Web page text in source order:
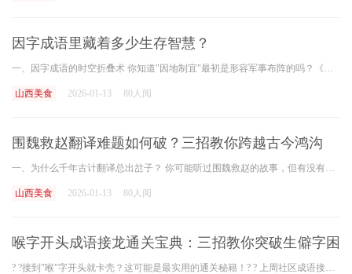
因字成语里藏着多少生存智慧？
一、因字成语的时空折叠术 你知道"因地制宜"最初是形容军事布阵的吗？《吴子兵法》里记载"因其地势，制其利害"，现在成了企业制定区域策略的黄金法则。这些四字密码藏着古人处
山西美食 2026-01-13 80人阅
围魏救赵翻译难题如何破？三招教你跨越古今鸿沟
一、为什么千年古计翻译总出岔子？ 你可能听过围魏救赵的故事，但有没有想过，当这个成语要翻译成英文时，"围"该用besiege还是surround？"救"是rescue还是save？去年某高校翻译大赛中，
山西美食 2026-01-13 80人阅
喉字开头成语接龙通关宝典：三招教你突破生僻字困
境
? ?接到"喉"字开头就卡壳？这可能是最实用的通关秘籍！? ? 上周社区成语接龙大赛现场，选手小李在接到"喉"字时直接弃权，观众席响起一片惋惜声。这种情况太常见了！《现代汉语词